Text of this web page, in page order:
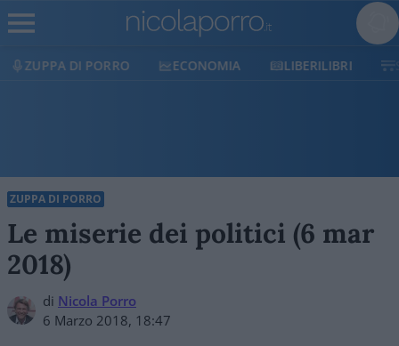
ZUPPA DI PORRO ECONOMIA LIBERILIBRI
ZUPPA DI PORRO
Le miserie dei politici (6 mar
2018)
di Nicola Porro
6 Marzo 2018, 18:47